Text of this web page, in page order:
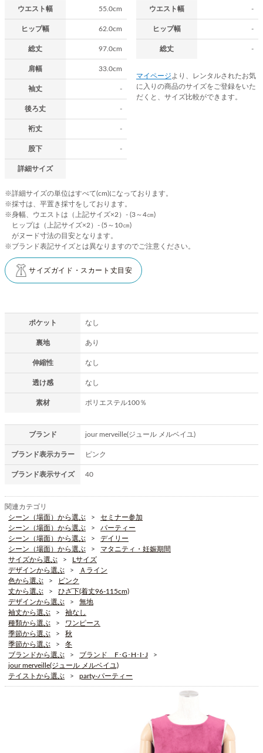
ウエスト幅 55.0cm
ヒップ幅 62.0cm
総丈 97.0cm
肩幅 33.0cm
袖丈 -
後ろ丈 -
裄丈 -
股下 -
詳細サイズ
ウエスト幅 -
ヒップ幅 -
総丈 -
マイページ より、レンタルされたお気
に入りの商品のサイズをご登録をいた
だくと、サイズ比較ができます。
※詳細サイズの単位はすべて(cm)になっております。
※採寸は、平置き採寸をしております。
※身幅、ウエストは（上記サイズ×2）- (3～4㎝)
ヒップは（上記サイズ×2）- (5～10㎝)
がヌード寸法の目安となります。
※ブランド表記サイズとは異なりますのでご注意ください。
サイズガイド・スカート丈目安
ポケット なし
裏地 あり
伸縮性 なし
透け感 なし
素材 ポリエステル100％
ブランド jour merveille(ジュール メルベイユ)
ブランド表示カラー ピンク
ブランド表示サイズ 40
関連カテゴリ
シーン（場面）から選ぶ
セミナー参加
シーン（場面）から選ぶ
パーティー
シーン（場面）から選ぶ
デイリー
シーン（場面）から選ぶ
マタニティ・妊娠期間
サイズから選ぶ
Lサイズ
デザインから選ぶ
Ａライン
色から選ぶ
ピンク
丈から選ぶ
ひざ下(着丈96-115cm)
デザインから選ぶ
無地
袖丈から選ぶ
袖なし
種類から選ぶ
ワンピース
季節から選ぶ
秋
季節から選ぶ
冬
ブランドから選ぶ
ブランド F･G･H･I･J
jour merveille(ジュール メルベイユ)
テイストから選ぶ
party-パーティー